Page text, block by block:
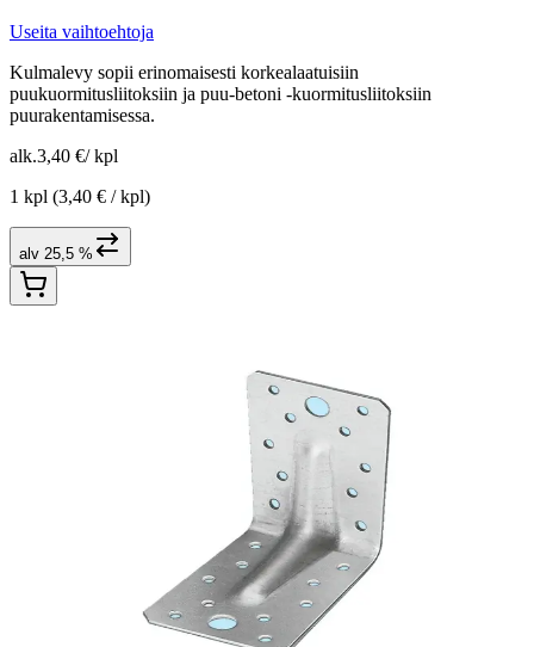
Useita vaihtoehtoja
Kulmalevy sopii erinomaisesti korkealaatuisiin
puukuormitusliitoksiin ja puu-betoni -kuormitusliitoksiin
puurakentamisessa.
alk.3,40 €/ kpl
1 kpl (3,40 € / kpl)
alv 25,5 %